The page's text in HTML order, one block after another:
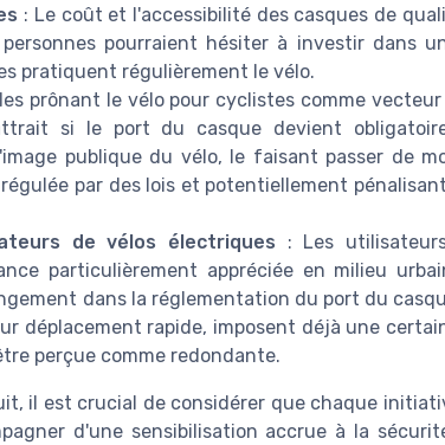
: Le coût et l'accessibilité des casques de
pourraient hésiter à investir dans
pratiquent régulièrement le vélo.
prônant le vélo pour cyclistes comme
si le port du casque devient
publique du vélo, le faisant passer de
par des lois et potentiellement
de vélos électriques : Les
particulièrement appréciée en milieu
dans la réglementation du port du
déplacement rapide, imposent déjà une
perçue comme redondante.
il est crucial de considérer que chaque
d'une sensibilisation accrue à la